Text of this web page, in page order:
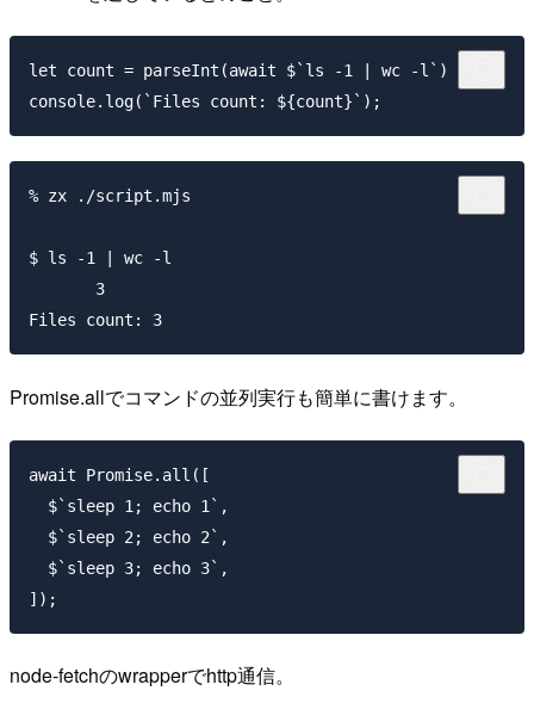
let count = parseInt(await $`ls -1 | wc -l`)
% zx ./script.mjs
$ ls -1 | wc -l
       3
Promise.allでコマンドの並列実行も簡単に書けます。
await Promise.all([
  $`sleep 1; echo 1`,
  $`sleep 2; echo 2`,
  $`sleep 3; echo 3`,
node-fetchのwrapperでhttp通信。